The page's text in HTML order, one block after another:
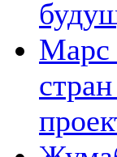
Марс